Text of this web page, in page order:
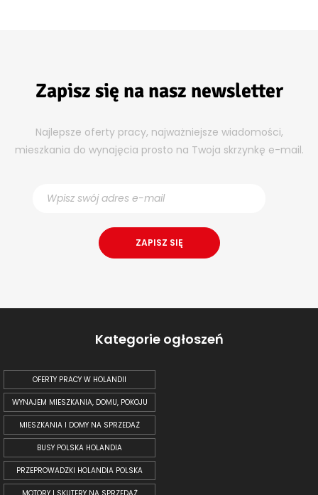
Zapisz się na nasz newsletter
Najlepsze oferty pracy, najważniejsze wiadomości,
mieszkania do wynajęcia prosto na Twoja skrzynkę e-mail.
Kategorie ogłoszeń
OFERTY PRACY W HOLANDII
WYNAJEM MIESZKANIA, DOMU, POKOJU
MIESZKANIA I DOMY NA SPRZEDAŻ
BUSY POLSKA HOLANDIA
PRZEPROWADZKI HOLANDIA POLSKA